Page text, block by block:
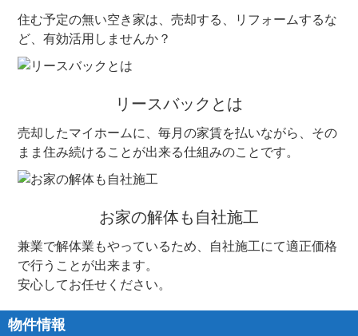
住む予定の無い空き家は、売却する、リフォームするな
ど、有効活用しませんか？
リースバックとは
売却したマイホームに、毎月の家賃を払いながら、その
まま住み続けることが出来る仕組みのことです。
お家の解体も自社施工
兼業で解体業もやっているため、自社施工にて適正価格
で行うことが出来ます。
安心してお任せください。
物件情報